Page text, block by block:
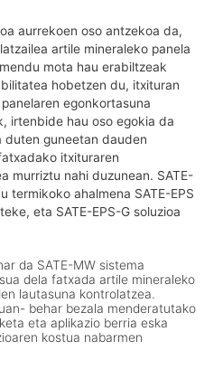
aurrekoen oso antzekoa da,
artile mineraleko panela
mota hau erabiltzeak
hobetzen du, itxituran
egonkortasuna
irtenbide hau oso egokia da
guneetan dauden
itxituraren
murriztu nahi duzunean. SATE-
termikoko ahalmena SATE-EPS
eta SATE-EPS-G soluzioa
da SATE-MW sistema
dela fatxada artile mineraleko
lautasuna kontrolatzea.
behar bezala menderatutako
eta aplikazio berria eska
kostua nabarmen